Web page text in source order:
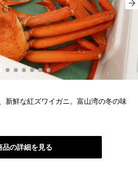
新鮮な紅ズワイガニ。富山湾の冬の味
品の詳細を見る